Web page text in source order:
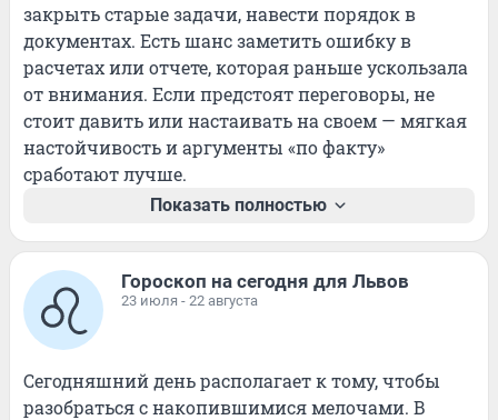
закрыть старые задачи, навести порядок в
документах. Есть шанс заметить ошибку в
расчетах или отчете, которая раньше ускользала
от внимания. Если предстоят переговоры, не
стоит давить или настаивать на своем — мягкая
настойчивость и аргументы «по факту»
сработают лучше.
Показать полностью
Гороскоп на сегодня для Львов
23 июля - 22 августа
Сегодняшний день располагает к тому, чтобы
разобраться с накопившимися мелочами. В